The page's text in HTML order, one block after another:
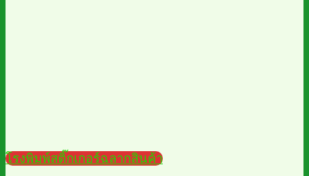
โรงพิมพ์สติ๊กเกอร์ฉลากสินค้า